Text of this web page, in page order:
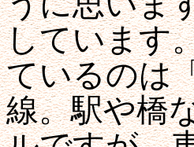
しています
ているのは
線。駅や橋